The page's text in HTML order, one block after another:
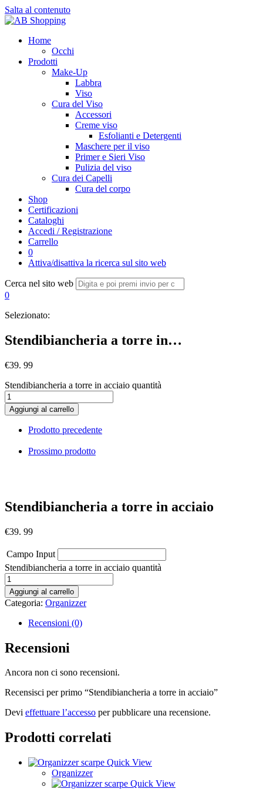
Salta al contenuto
Home
Occhi
Prodotti
Make-Up
Labbra
Viso
Cura del Viso
Accessori
Creme viso
Esfolianti e Detergenti
Maschere per il viso
Primer e Sieri Viso
Pulizia del viso
Cura dei Capelli
Cura del corpo
Shop
Certificazioni
Cataloghi
Accedi / Registrazione
Carrello
0
Attiva/disattiva la ricerca sul sito web
Cerca nel sito web
0
Selezionato:
Stendibiancheria a torre in…
€39. 99
Stendibiancheria a torre in acciaio quantità
Aggiungi al carrello
Prodotto precedente
Prossimo prodotto
Stendibiancheria a torre in acciaio
€39. 99
Campo Input
Stendibiancheria a torre in acciaio quantità
Aggiungi al carrello
Categoria: Organizzer
Recensioni (0)
Recensioni
Ancora non ci sono recensioni.
Recensisci per primo “Stendibiancheria a torre in acciaio”
Devi effettuare l’accesso per pubblicare una recensione.
Prodotti correlati
Quick View
Organizzer
Quick View